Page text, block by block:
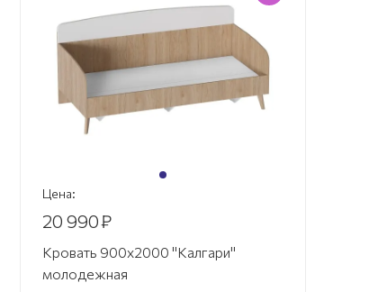
Цена:
20 990₽
Кровать 900х2000 "Калгари"
молодежная